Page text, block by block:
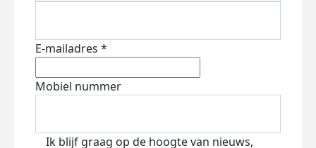
E-mailadres *
Mobiel nummer
Ik blijf graag op de hoogte van nieuws,